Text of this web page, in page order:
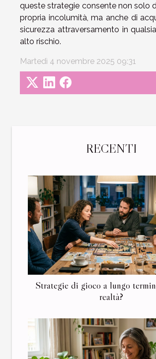
RECENTI
Strategie di gioco a lungo
realtà?
queste strategie consente non solo
propria incolumità, ma anche di
sicurezza attraversamento in
alto rischio.
Martedì 4 novembre 2025 09:31